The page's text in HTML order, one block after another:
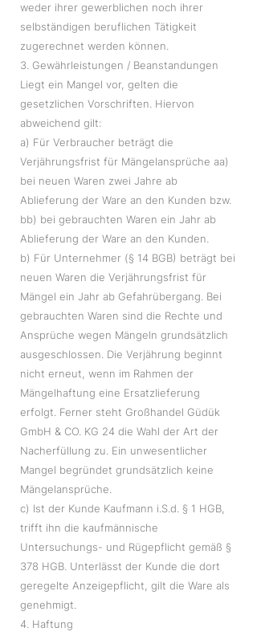
weder ihrer gewerblichen noch ihrer
selbständigen beruflichen Tätigkeit
zugerechnet werden können.
3. Gewährleistungen / Beanstandungen
Liegt ein Mangel vor, gelten die
gesetzlichen Vorschriften. Hiervon
abweichend gilt:
a) Für Verbraucher beträgt die
Verjährungsfrist für Mängelansprüche aa)
bei neuen Waren zwei Jahre ab
Ablieferung der Ware an den Kunden bzw.
bb) bei gebrauchten Waren ein Jahr ab
Ablieferung der Ware an den Kunden.
b) Für Unternehmer (§ 14 BGB) beträgt bei
neuen Waren die Verjährungsfrist für
Mängel ein Jahr ab Gefahrübergang. Bei
gebrauchten Waren sind die Rechte und
Ansprüche wegen Mängeln grundsätzlich
ausgeschlossen. Die Verjährung beginnt
nicht erneut, wenn im Rahmen der
Mängelhaftung eine Ersatzlieferung
erfolgt. Ferner steht Großhandel Güdük
GmbH & CO. KG 24 die Wahl der Art der
Nacherfüllung zu. Ein unwesentlicher
Mangel begründet grundsätzlich keine
Mängelansprüche.
c) Ist der Kunde Kaufmann i.S.d. § 1 HGB,
trifft ihn die kaufmännische
Untersuchungs- und Rügepflicht gemäß §
378 HGB. Unterlässt der Kunde die dort
geregelte Anzeigepflicht, gilt die Ware als
genehmigt.
4. Haftung